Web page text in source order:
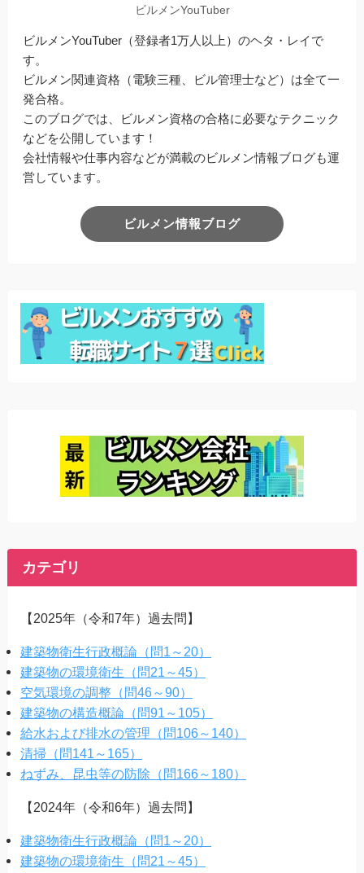
ビルメンYouTuber
ビルメンYouTuber（登録者1万人以上）のヘタ・レイで
す。
ビルメン関連資格（電験三種、ビル管理士など）は全て一
発合格。
このブログでは、ビルメン資格の合格に必要なテクニック
などを公開しています！
会社情報や仕事内容などが満載のビルメン情報ブログも運
営しています。
ビルメン情報ブログ
カテゴリ
【2025年（令和7年）過去問】
建築物衛生行政概論（問1～20）
建築物の環境衛生（問21～45）
空気環境の調整（問46～90）
建築物の構造概論（問91～105）
給水および排水の管理（問106～140）
清掃（問141～165）
ねずみ、昆虫等の防除（問166～180）
【2024年（令和6年）過去問】
建築物衛生行政概論（問1～20）
建築物の環境衛生（問21～45）